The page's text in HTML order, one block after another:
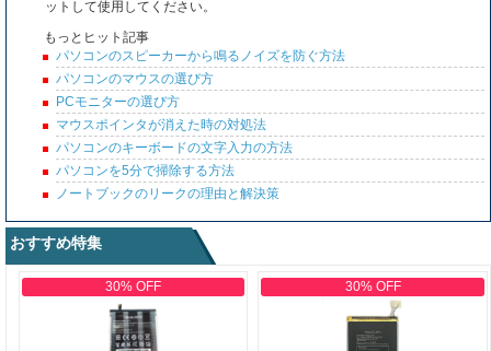
ットして使用してください。
もっとヒット記事
パソコンのスピーカーから鳴るノイズを防ぐ方法
パソコンのマウスの選び方
PCモニターの選び方
マウスポインタが消えた時の対処法
パソコンのキーボードの文字入力の方法
パソコンを5分で掃除する方法
ノートブックのリークの理由と解決策
おすすめ特集
30% OFF 30% OFF